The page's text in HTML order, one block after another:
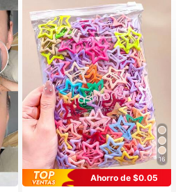
16
Ahorro de $0.05